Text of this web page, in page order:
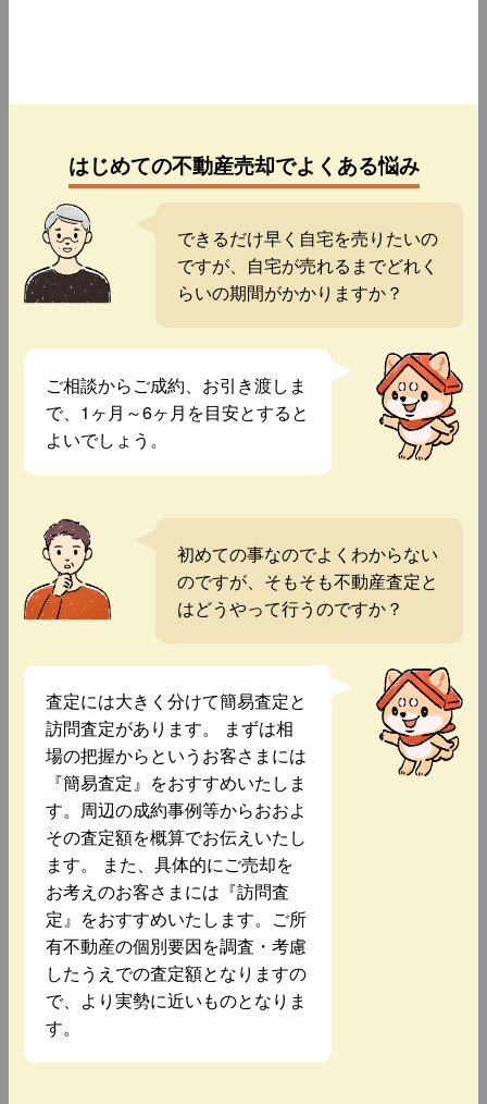
はじめての不動産売却でよくある悩み
できるだけ早く自宅を売りたいの
ですが、自宅が売れるまでどれく
らいの期間がかかりますか？
ご相談からご成約、お引き渡しま
で、1ヶ月～6ヶ月を目安とすると
よいでしょう。
初めての事なのでよくわからない
のですが、そもそも不動産査定と
はどうやって行うのですか？
査定には大きく分けて簡易査定と
訪問査定があります。 まずは相
場の把握からというお客さまには
『簡易査定』をおすすめいたしま
す。周辺の成約事例等からおおよ
その査定額を概算でお伝えいたし
ます。 また、具体的にご売却を
お考えのお客さまには『訪問査
定』をおすすめいたします。ご所
有不動産の個別要因を調査・考慮
したうえでの査定額となりますの
で、より実勢に近いものとなりま
す。